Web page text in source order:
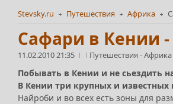
Stevsky.ru Путешествия Африка
Сафари в Кении
11.02.2010 21:35 Путешествия -Африка
Побывать в Кении и не сьездить
В Кении три крупных и
Найроби и во всех есть зоны для